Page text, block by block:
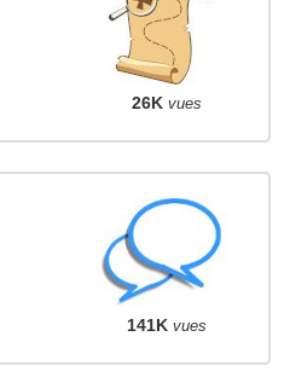
26K vues
141K vues